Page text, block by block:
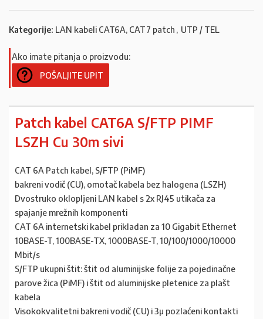
Kategorije: LAN kabeli CAT6A, CAT7 patch , UTP / TEL
Ako imate pitanja o proizvodu:
POŠALJITE UPIT
Patch kabel CAT6A S/FTP PIMF
LSZH Cu 30m sivi
CAT 6A Patch kabel, S/FTP (PiMF)
bakreni vodič (CU), omotač kabela bez halogena (LSZH)
Dvostruko oklopljeni LAN kabel s 2x RJ45 utikača za
spajanje mrežnih komponenti
CAT 6A internetski kabel prikladan za 10 Gigabit Ethernet
10BASE-T, 100BASE-TX, 1000BASE-T, 10/100/1000/10000
Mbit/s
S/FTP ukupni štit: štit od aluminijske folije za pojedinačne
parove žica (PiMF) i štit od aluminijske pletenice za plašt
kabela
Visokokvalitetni bakreni vodič (CU) i 3µ pozlaćeni kontakti